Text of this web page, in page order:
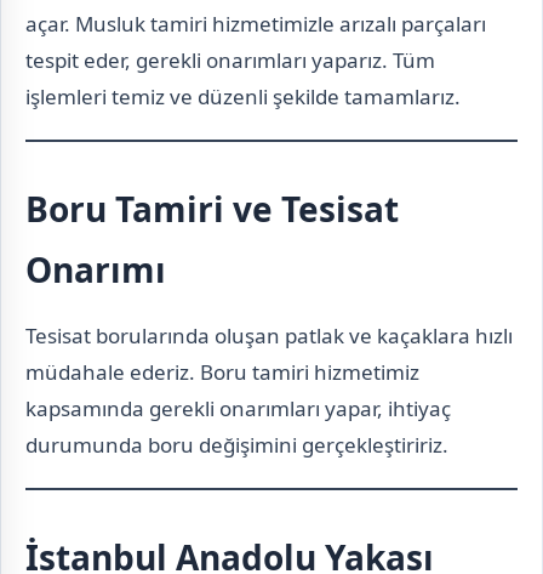
açar. Musluk tamiri hizmetimizle arızalı parçaları
tespit eder, gerekli onarımları yaparız. Tüm
işlemleri temiz ve düzenli şekilde tamamlarız.
Boru Tamiri ve Tesisat
Onarımı
Tesisat borularında oluşan patlak ve kaçaklara hızlı
müdahale ederiz. Boru tamiri hizmetimiz
kapsamında gerekli onarımları yapar, ihtiyaç
durumunda boru değişimini gerçekleştiririz.
İstanbul Anadolu Yakası